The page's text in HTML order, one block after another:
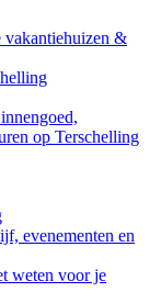
vakantiehuizen &
op Terschelling
evenementen en
weten voor je